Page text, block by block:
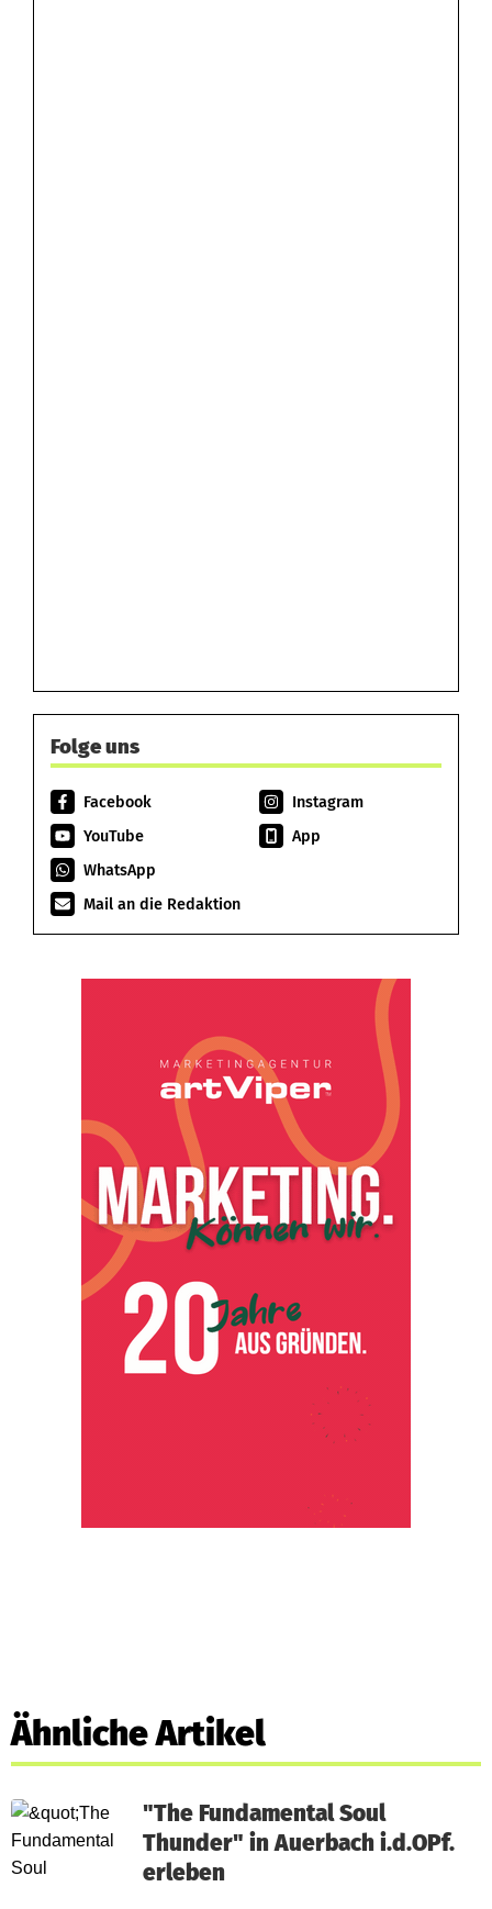
Folge uns
Facebook
Instagram
YouTube
App
WhatsApp
Mail an die Redaktion
Ähnliche Artikel
"The Fundamental Soul
Thunder" in Auerbach i.d.OPf.
erleben